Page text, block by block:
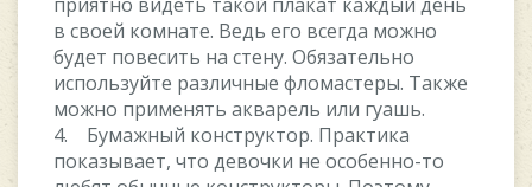
в своей комнате. Ведь его всегда можно
будет повесить на стену. Обязательно
используйте различные фломастеры. Также
можно применять акварель или гуашь.
4. Бумажный конструктор. Практика
показывает, что девочки не особенно-то